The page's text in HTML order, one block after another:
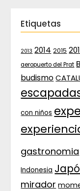
Etiquetas
2013 2014 2015
aeropuerto del Prat
budismo
con niños
gastronomia
Indonesia
mirador